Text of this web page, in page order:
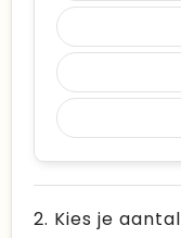
2. Kies je aantal